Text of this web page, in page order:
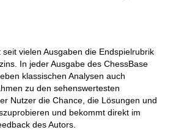
vielen Ausgaben die Endspielrubrik
In jeder Ausgabe des ChessBase
klassischen Analysen auch
zu den sehenswertesten
Nutzer die Chance, die Lösungen und
und bekommt direkt im
des Autors.